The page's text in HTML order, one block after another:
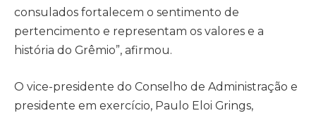
consulados fortalecem o sentimento de
pertencimento e representam os valores e a
história do Grêmio”, afirmou.
O vice-presidente do Conselho de Administração e
presidente em exercício, Paulo Eloi Grings,